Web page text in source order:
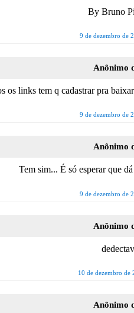
By Bruno
9 de dezembro de
Anônimo
os links tem q cadastrar pra
9 de dezembro de
Anônimo
Tem sim... É só esperar que
9 de dezembro de
Anônimo
10 de dezembro de
Anônimo